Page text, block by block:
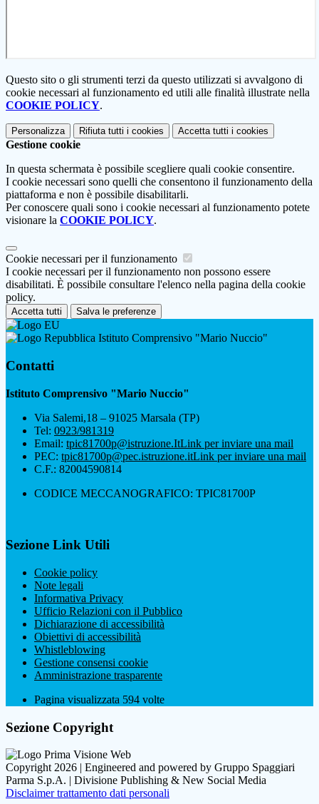
Questo sito o gli strumenti terzi da questo utilizzati si avvalgono di
cookie necessari al funzionamento ed utili alle finalità illustrate nella
COOKIE POLICY.
Personalizza Rifiuta tutti i cookies Accetta tutti i cookies
Gestione cookie
In questa schermata è possibile scegliere quali cookie consentire.
I cookie necessari sono quelli che consentono il funzionamento della
piattaforma e non è possibile disabilitarli.
Per conoscere quali sono i cookie necessari al funzionamento potete
visionare la COOKIE POLICY.
Cookie necessari per il funzionamento
I cookie necessari per il funzionamento non possono essere
disabilitati. È possibile consultare l'elenco nella pagina della cookie
policy.
Accetta tutti Salva le preferenze
Istituto Comprensivo "Mario Nuccio"
Contatti
Istituto Comprensivo "Mario Nuccio"
Via Salemi,18 – 91025 Marsala (TP)
Tel: 0923/981319
Email: tpic81700p@istruzione.ItLink per inviare una mail
PEC: tpic81700p@pec.istruzione.itLink per inviare una mail
C.F.: 82004590814
CODICE MECCANOGRAFICO: TPIC81700P
Sezione Link Utili
Cookie policy
Note legali
Informativa Privacy
Ufficio Relazioni con il Pubblico
Dichiarazione di accessibilità
Obiettivi di accessibilità
Whistleblowing
Gestione consensi cookie
Amministrazione trasparente
Pagina visualizzata 594 volte
Sezione Copyright
Copyright 2026 | Engineered and powered by Gruppo Spaggiari
Parma S.p.A. | Divisione Publishing & New Social Media
Disclaimer trattamento dati personali